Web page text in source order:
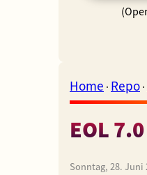
Home · Repo·
EOL 7.0
Sonntag, 28. Juni